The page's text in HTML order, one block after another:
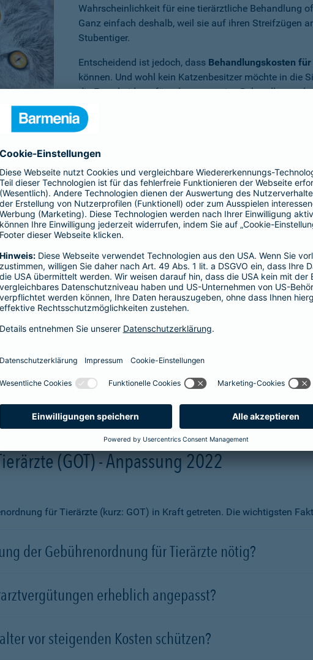
Wahrscheinlichkeit für eine tierärztliche Behandlung
Ganz einfach deshalb, weil sie auf ihren Streifzügen
Stubentiger.
Entscheidend ist jedoch, dass Behandlungskosten
können. Und wohl kein Katzenbesitzer möchte in die
die Entscheidung für oder gegen eine Behandlung
müssen.
Benötigen Sie weitere Informationen zu dieser und
der Krankenversicherung für die Katze
Barmenia ist Ihr Vierbeinerim Krankheitsfall umfassend abgesichert
haben wir Ihnen zum Vergleich hier aufgelistet. Sie erhalten
und Hilfsmittel
Impfung)
(GOT) - Anpassung 2022
für Tierärzte (kurz: GOT) in Kraft getreten. Die wichtigsten
der Gebührenordnung für Tierärzte nötig?
erheblich angepasst?
vor steigenden Kosten schützen?